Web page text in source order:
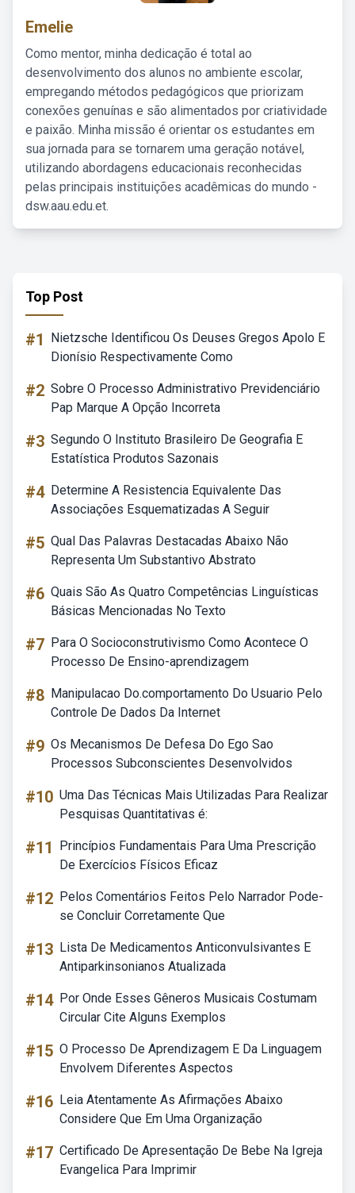
Emelie
Como mentor, minha dedicação é total ao
desenvolvimento dos alunos no ambiente escolar,
empregando métodos pedagógicos que priorizam
conexões genuínas e são alimentados por criatividade
e paixão. Minha missão é orientar os estudantes em
sua jornada para se tornarem uma geração notável,
utilizando abordagens educacionais reconhecidas
pelas principais instituições acadêmicas do mundo -
dsw.aau.edu.et.
Top Post
#1
Nietzsche Identificou Os Deuses Gregos Apolo E
Dionísio Respectivamente Como
#2 Sobre O Processo Administrativo Previdenciário
Pap Marque A Opção Incorreta
#3 Segundo O Instituto Brasileiro De Geografia E
Estatística Produtos Sazonais
#4 Determine A Resistencia Equivalente Das
Associações Esquematizadas A Seguir
#5 Qual Das Palavras Destacadas Abaixo Não
Representa Um Substantivo Abstrato
#6 Quais São As Quatro Competências Linguísticas
Básicas Mencionadas No Texto
#7 Para O Socioconstrutivismo Como Acontece O
Processo De Ensino-aprendizagem
#8 Manipulacao Do.comportamento Do Usuario Pelo
Controle De Dados Da Internet
#9 Os Mecanismos De Defesa Do Ego Sao
Processos Subconscientes Desenvolvidos
#10 Uma Das Técnicas Mais Utilizadas Para Realizar
Pesquisas Quantitativas é:
#11
Princípios Fundamentais Para Uma Prescrição
De Exercícios Físicos Eficaz
#12 Pelos Comentários Feitos Pelo Narrador Pode-
se Concluir Corretamente Que
#13 Lista De Medicamentos Anticonvulsivantes E
Antiparkinsonianos Atualizada
#14 Por Onde Esses Gêneros Musicais Costumam
Circular Cite Alguns Exemplos
#15 O Processo De Aprendizagem E Da Linguagem
Envolvem Diferentes Aspectos
#16 Leia Atentamente As Afirmações Abaixo
Considere Que Em Uma Organização
#17 Certificado De Apresentação De Bebe Na Igreja
Evangelica Para Imprimir